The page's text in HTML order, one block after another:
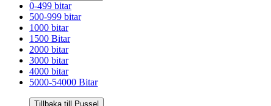
0-499 bitar
500-999 bitar
1000 bitar
1500 Bitar
2000 bitar
3000 bitar
4000 bitar
5000-54000 Bitar
Tillbaka till Pussel